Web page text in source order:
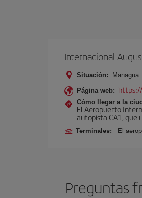
Internacional
Situación: Managua
Página web:
Cómo llegar a la
El Aeropuerto
autopista CA1, que
Terminales: El
Preguntas